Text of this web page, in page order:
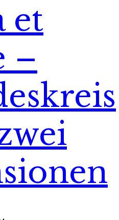
et
–